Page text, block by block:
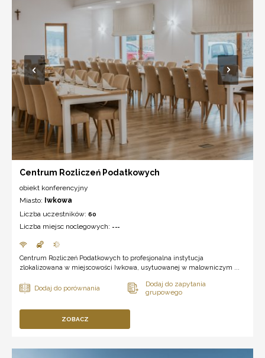
Centrum Rozliczeń Podatkowych
obiekt konferencyjny
Miasto: Iwkowa
Liczba uczestników: 60
Liczba miejsc noclegowych: ---
Centrum Rozliczeń Podatkowych to profesjonalna instytucja
zlokalizowana w miejscowości Iwkowa, usytuowanej w malowniczym ...
ZOBACZ